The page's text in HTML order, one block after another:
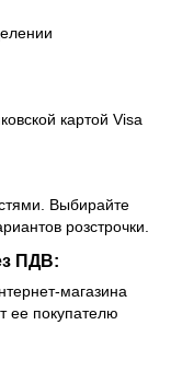
картой Visa
Выбирайте
розстрочки.
ПДВ:
магазина
ее покупателю